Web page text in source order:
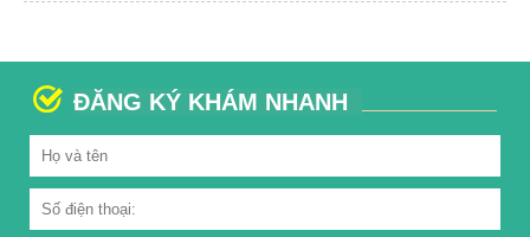
ĐĂNG KÝ KHÁM NHANH